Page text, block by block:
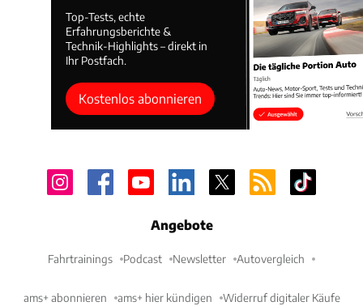
Top-Tests, echte
Erfahrungsberichte &
Technik-Highlights – direkt in
Ihr Postfach.
Kostenlos abonnieren
Angebote
Fahrtrainings Podcast Newsletter Autovergleich
ams+ abonnieren ams+ hier kündigen Widerruf digitaler Käufe